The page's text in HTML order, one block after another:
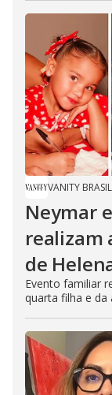
VANITY BRASIL
Neymar
realizam
de
Evento familiar
quarta filha e da